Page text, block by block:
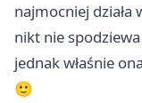
najmocniej
nikt nie
jednak właśnie
🙂